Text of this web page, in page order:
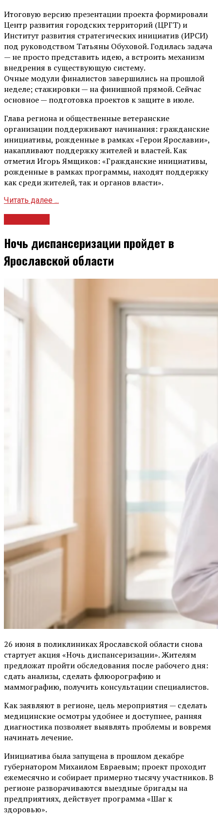
Итоговую версию презентации проекта формировали
Центр развития городских территорий (ЦРГТ) и
Институт развития стратегических инициатив (ИРСИ)
под руководством Татьяны Обуховой. Годилась задача
— не просто представить идею, а встроить механизм
внедрения в существующую систему.
Очные модули финалистов завершились на прошлой
неделе; стажировки — на финишной прямой. Сейчас
основное — подготовка проектов к защите в июле.
Глава региона и общественные ветеранские
организации поддерживают начинания: гражданские
инициативы, рожденные в рамках «Герои Ярославии»,
накапливают поддержку жителей и властей. Как
отметил Игорь Ямщиков: «Гражданские инициативы,
рожденные в рамках программы, находят поддержку
как среди жителей, так и органов власти».
Читать далее ...
Ночь диспансеризации пройдет в
Ярославской области
26 июня в поликлиниках Ярославской области снова
стартует акция «Ночь диспансеризации». Жителям
предложат пройти обследования после рабочего дня:
сдать анализы, сделать флюорографию и
маммографию, получить консультации специалистов.
Как заявляют в регионе, цель мероприятия — сделать
медицинские осмотры удобнее и доступнее, ранняя
диагностика позволяет выявлять проблемы и вовремя
начинать лечение.
Инициатива была запущена в прошлом декабре
губернатором Михаилом Евраевым; проект проходит
ежемесячно и собирает примерно тысячу участников. В
регионе разворачиваются выездные бригады на
предприятиях, действует программа «Шаг к
здоровью».